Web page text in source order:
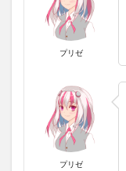
プリゼ
プリゼ